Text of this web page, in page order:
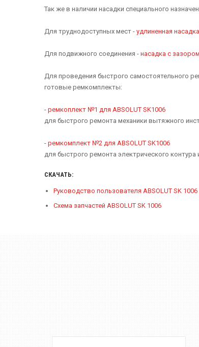
Так же в наличии насадки специального
Для труднодоступных мест - удлиненная
Для подвижного соединения - насадка с
Для проведения быстрого самостоятельного
готовые ремкомплекты:
- ремкоплект №1 для ABSOLUT SK1006
для быстрого ремонта механики вытяжного
- ремкомплект №2 для ABSOLUT SK1006
для быстрого ремонта электрического контура
СКАЧАТЬ:
Руководство пользователя ABSOLUT SK 1006
Схема запчастей ABSOLUT SK 1006